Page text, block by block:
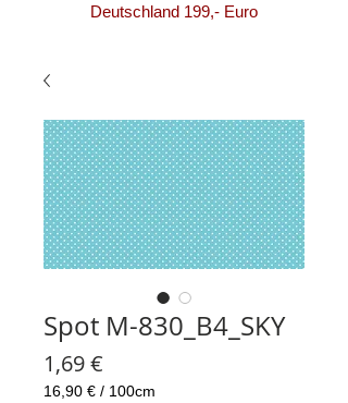
Deutschland 199,- Euro
Spot M-830_B4_SKY
1,69 €
16,90 € / 100cm